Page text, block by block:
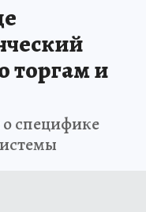
торгам и
специфике